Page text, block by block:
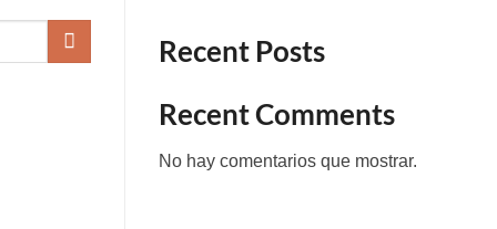
Recent Posts
Recent Comments
No hay comentarios que mostrar.